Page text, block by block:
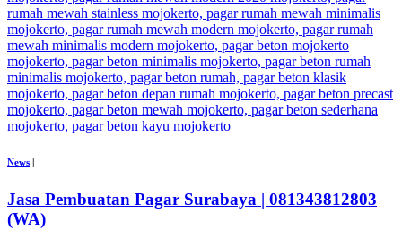
News
Jasa Pembuatan Pagar Surabaya | 081343812803
(WA)